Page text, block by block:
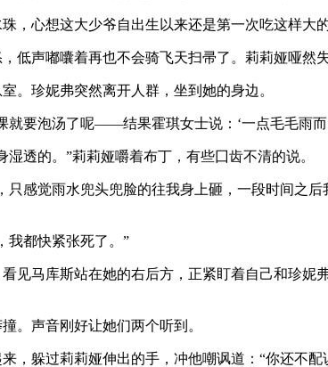
，心想这大少爷自出生以来还是第一次吃这样大
低声嘟囔着再也不会骑飞天扫帚了。莉莉娅哑然
。珍妮弗突然离开人群，坐到她的身边。
就要泡汤了呢——结果霍琪女士说：‘一点毛毛雨
透的。”莉莉娅嚼着布丁，有些囗齿不清的说。
只感觉雨水兜头兜脸的往我身上砸，一段时间
我都快紧张死了。”
见马库斯站在她的右后方，正紧盯着自己和珍
。声音刚好让她们两个听到。
，躲过莉莉娅伸出的手，冲他嘲讽道：“你还不